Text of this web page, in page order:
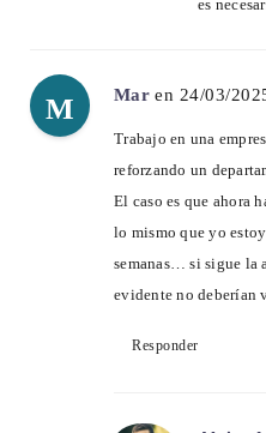
es
M Mar en 24/03/
Trabajo en una
reforzando un
El caso es que ahora
lo mismo que yo
semanas… si sigue la
evidente no deberían
Responder